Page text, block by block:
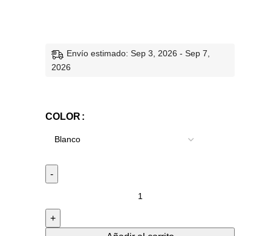
Envío estimado: Sep 3, 2026 - Sep 7,
2026
COLOR